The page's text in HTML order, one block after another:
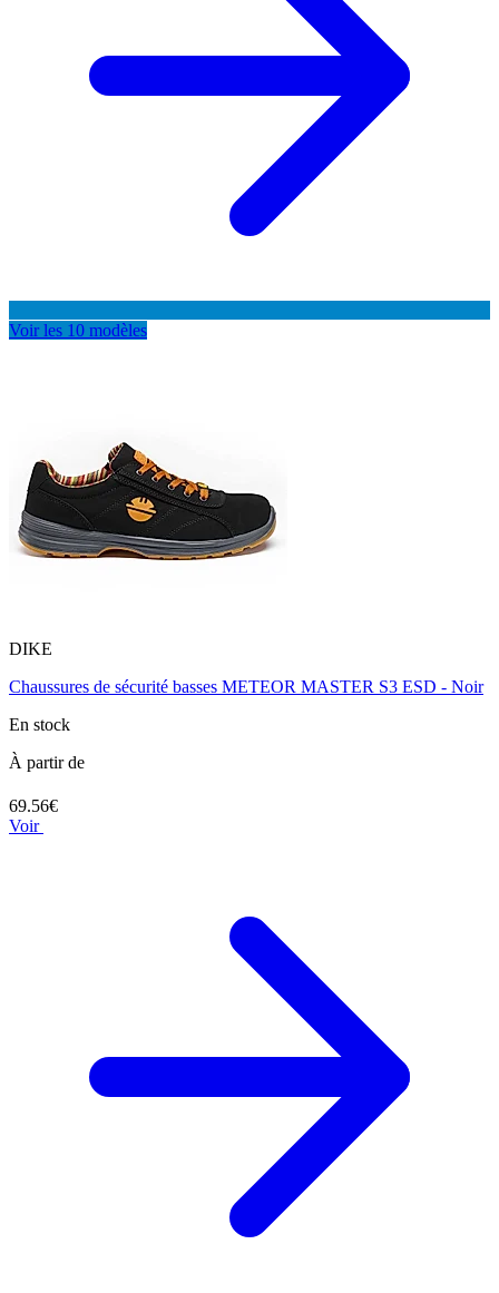
Voir les 10 modèles
DIKE
Chaussures de sécurité basses METEOR MASTER S3 ESD - Noir
En stock
À partir de
69.56€
Voir